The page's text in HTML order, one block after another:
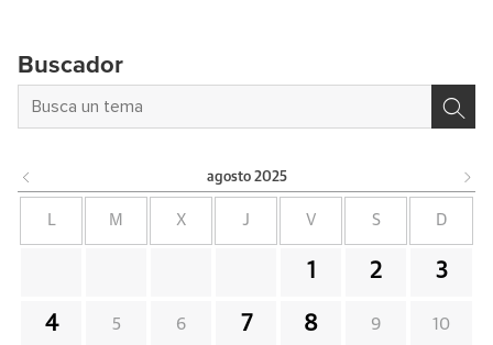
Buscador
agosto 2025
L M X J V S D
1 2 3
4 5 6 7 8 9 10